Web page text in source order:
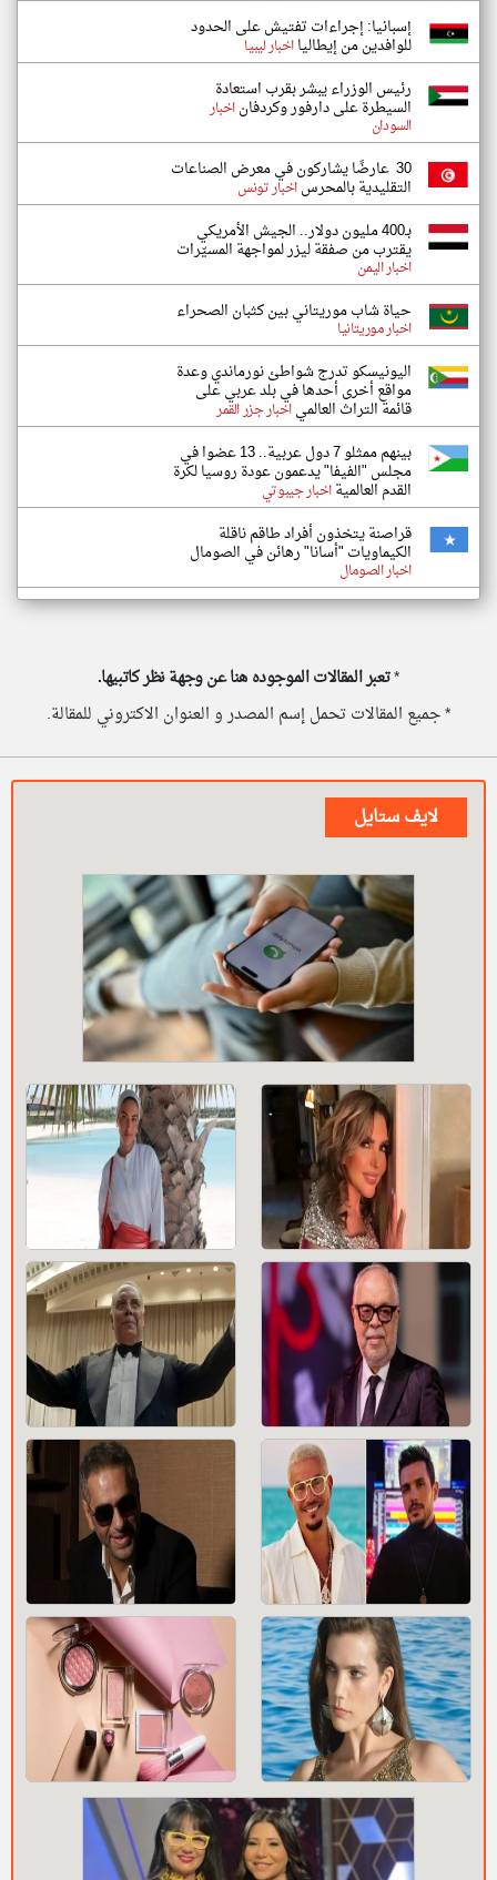
إسبانيا: إجراءات تفتيش على الحدود
للوافدين من إيطاليااخبار ليبيا
رئيس الوزراء يبشر بقرب استعادة
السيطرة على دارفور وكردفاناخبار
السودان
30 عارضًا يشاركون في معرض الصناعات
التقليدية بالمحرساخبار تونس
بـ400 مليون دولار.. الجيش الأمريكي
يقترب من صفقة ليزر لمواجهة المسيّرات
اخبار اليمن
حياة شاب موريتاني بين كثبان الصحراء
اخبار موريتانيا
اليونيسكو تدرج شواطئ نورماندي وعدة
مواقع أخرى أحدها في بلد عربي على
قائمة التراث العالمياخبار جزر القمر
بينهم ممثلو 7 دول عربية.. 13 عضوا في
مجلس "الفيفا" يدعمون عودة روسيا لكرة
القدم العالميةاخبار جيبوتي
قراصنة يتخذون أفراد طاقم ناقلة
الكيماويات "أسانا" رهائن في الصومال
اخبار الصومال
*تعبر المقالات الموجوده هنا عن وجهة نظر كاتبيها.
* جميع المقالات تحمل إسم المصدر و العنوان الاكتروني للمقالة.
لايف ستايل